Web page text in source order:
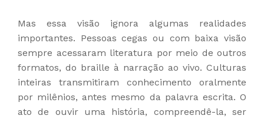
Mas essa visão ignora algumas realidades
importantes. Pessoas cegas ou com baixa visão
sempre acessaram literatura por meio de outros
formatos, do braille à narração ao vivo. Culturas
inteiras transmitiram conhecimento oralmente
por milênios, antes mesmo da palavra escrita. O
ato de ouvir uma história, compreendê-la, ser